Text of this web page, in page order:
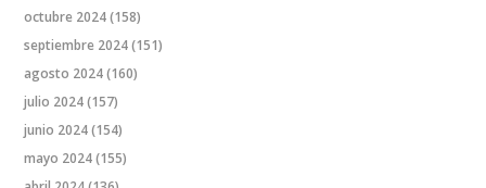
octubre 2024(158)
septiembre 2024(151)
agosto 2024(160)
julio 2024(157)
junio 2024(154)
mayo 2024(155)